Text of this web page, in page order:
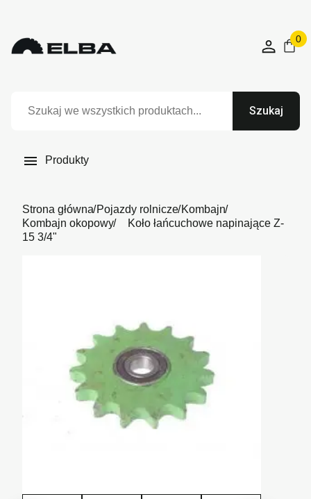
0
Szukaj
 Produkty
Strona główna Pojazdy rolnicze Kombajn
Kombajn okopowy
Koło łańcuchowe napinające Z-
15 3/4"